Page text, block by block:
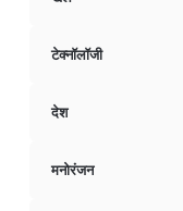
टेक्नॉलॉजी
देश
मनोरंजन